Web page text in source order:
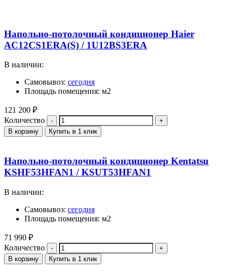
Напольно-потолочный кондиционер Haier
AC12CS1ERA(S) / 1U12BS3ERA
В наличии:
Самовывоз: сегодня
Площадь помещения: м2
121 200 ₽
Количество
В корзину Купить в 1 клик
Напольно-потолочный кондиционер Kentatsu
KSHF53HFAN1 / KSUT53HFAN1
В наличии:
Самовывоз: сегодня
Площадь помещения: м2
71 990 ₽
Количество
В корзину Купить в 1 клик